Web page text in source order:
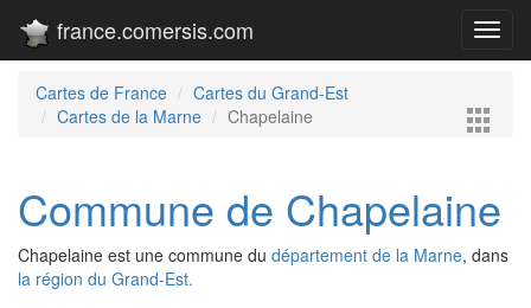
france.comersis.com
Cartes de France
Cartes du Grand-Est
Cartes de la Marne
Chapelaine
Commune de Chapelaine
Chapelaine est une commune du département de la Marne, dans
la région du Grand-Est.